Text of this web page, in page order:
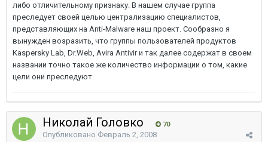
либо отличительному признаку. В нашем случае группа
преследует своей целью централизацию специалистов,
представляющих на Anti-Malware наш проект. Сообразно я
вынужден возразить, что группы пользователей продуктов
Kaspersky Lab, Dr.Web, Avira Antivir и так далее содержат в своем
названии точно такое же количество информации о том, какие
цели они преследуют.
Николай Головко 70
Опубликовано Февраль 2, 2008